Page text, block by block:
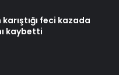
feci kazada
kaybetti